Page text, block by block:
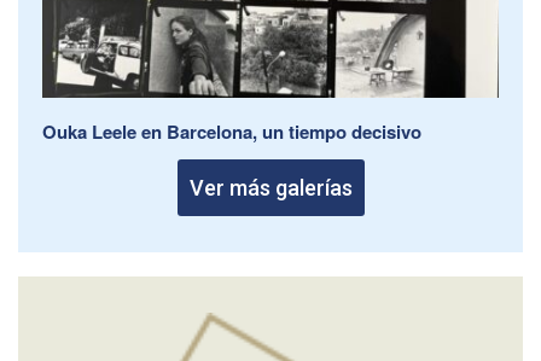
Ouka Leele en Barcelona, un tiempo decisivo
Ver más galerías